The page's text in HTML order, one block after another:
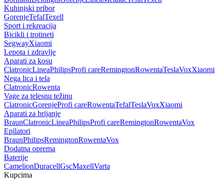
Kuhinjski pribor
GorenjeTefalTexell
Sport i rekreacija
Bicikli i trotineti
SegwayXiaomi
Lepota i zdravlje
Aparati za kosu
ClatronicLineaPhilipsProfi careRemingtonRowentaTeslaVoxXiaomi
Nega lica i tela
ClatronicRowenta
Vage za telesnu težinu
ClatronicGorenjeProfi careRowentaTefalTeslaVoxXiaomi
Aparati za brijanje
BraunClatronicLineaPhilipsProfi careRemingtonRowentaVox
Epilatori
BraunPhilipsRemingtonRowentaVox
Dodatna oprema
Baterije
CamelionDuracellGscMaxellVarta
Kupcima